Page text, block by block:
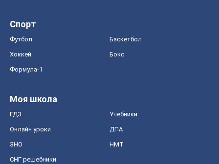
Спорт
Футбол Баскетбол
Хоккей Бокс
Формула-1
Моя школа
ГДЗ Учебники
Онлайн уроки ДПА
ЗНО НМТ
СНГ решебники